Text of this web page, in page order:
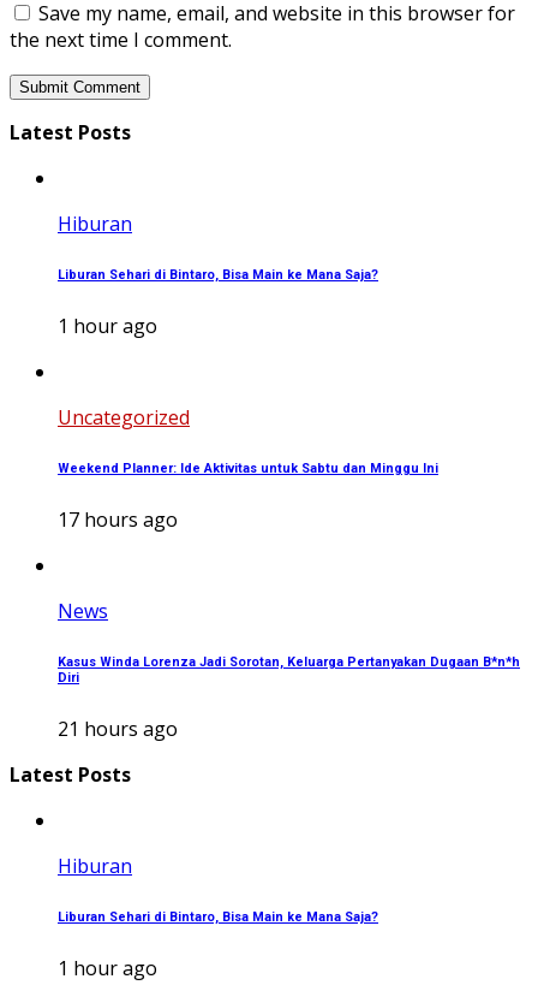
Save my name, email, and website in this browser for
the next time I comment.
Latest Posts
Hiburan
Liburan Sehari di Bintaro, Bisa Main ke Mana Saja?
1 hour ago
Uncategorized
Weekend Planner: Ide Aktivitas untuk Sabtu dan Minggu Ini
17 hours ago
News
Kasus Winda Lorenza Jadi Sorotan, Keluarga Pertanyakan Dugaan B*n*h
Diri
21 hours ago
Latest Posts
Hiburan
Liburan Sehari di Bintaro, Bisa Main ke Mana Saja?
1 hour ago